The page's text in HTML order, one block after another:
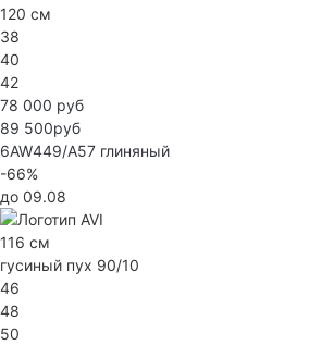
120 см
38
40
42
78 000 руб
89 500руб
6AW449/A57 глиняный
-66%
до 09.08
116 см
гусиный пух 90/10
46
48
50